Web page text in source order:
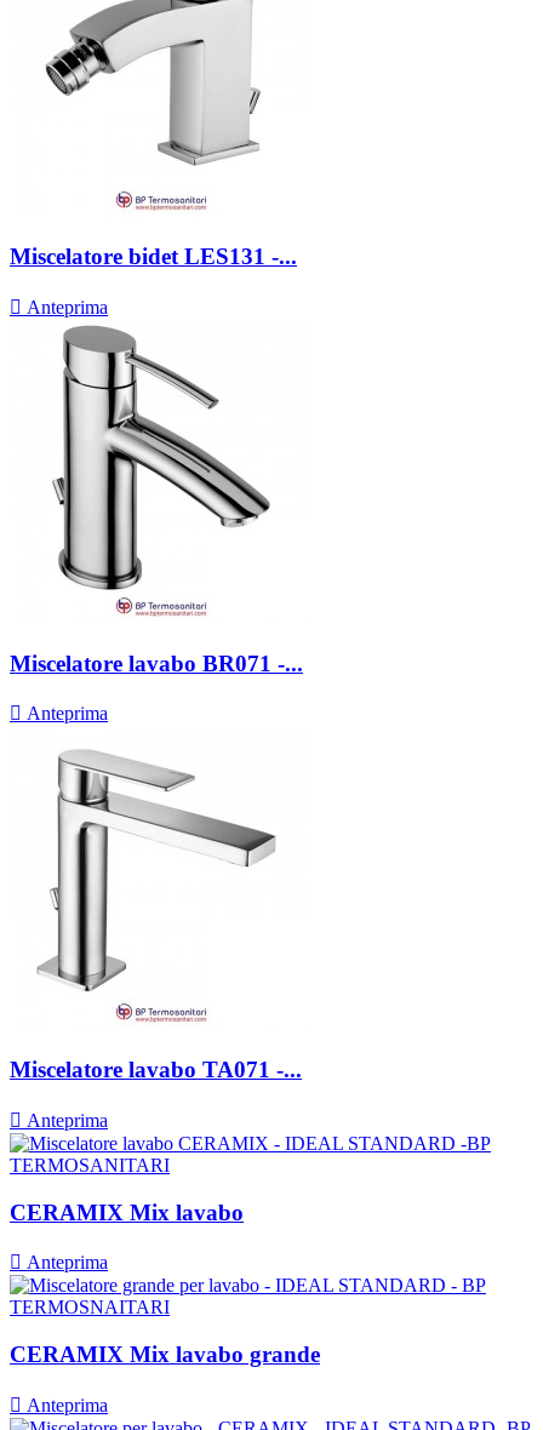
Miscelatore bidet LES131 -...
 Anteprima
Miscelatore lavabo BR071 -...
 Anteprima
Miscelatore lavabo TA071 -...
 Anteprima
CERAMIX Mix lavabo
 Anteprima
CERAMIX Mix lavabo grande
 Anteprima